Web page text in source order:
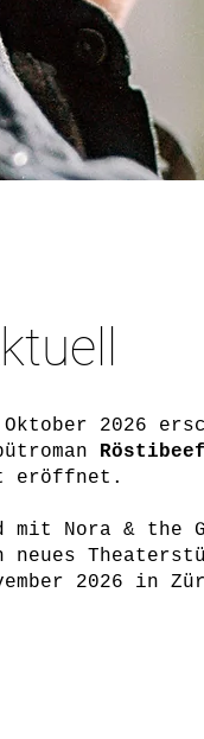
Oktober 2026
Röstibeef
eröffnet.
mit Nora & the
neues
2026 in